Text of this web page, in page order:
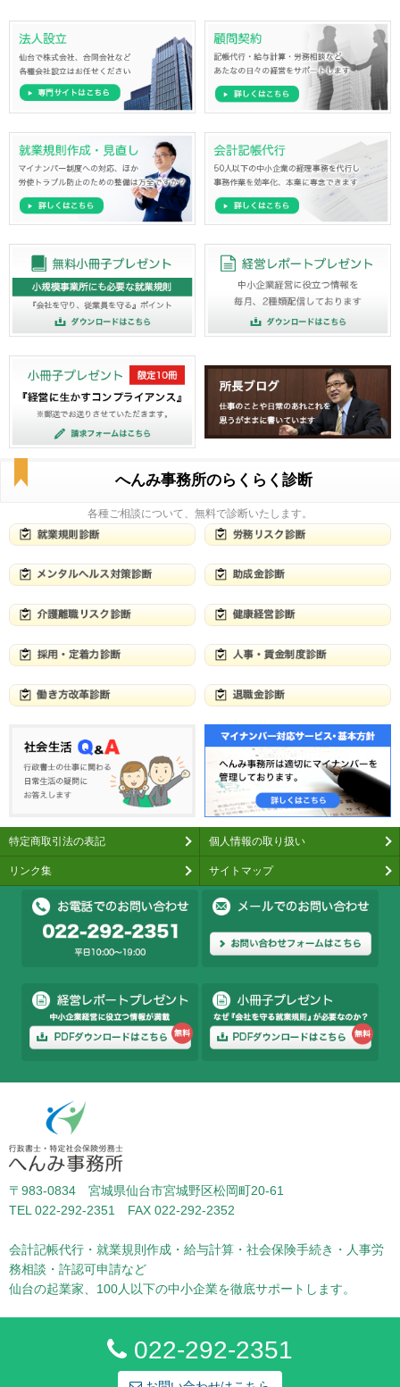
へんみ事務所のらくらく診断
各種ご相談について、無料で診断いたします。
特定商取引法の表記 個人情報の取り扱い
リンク集 サイトマップ
〒983-0834 宮城県仙台市宮城野区松岡町20-61
TEL 022-292-2351 FAX 022-292-2352
会計記帳代行・就業規則作成・給与計算・社会保険手続き・人事労
務相談・許認可申請など
仙台の起業家、100人以下の中小企業を徹底サポートします。
022-292-2351